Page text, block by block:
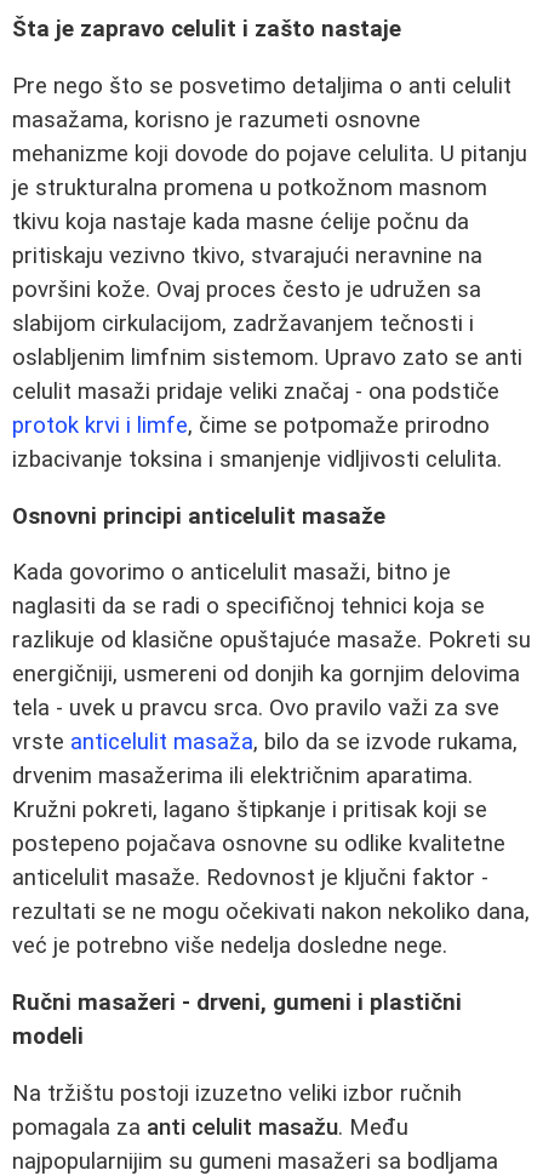
Šta je zapravo celulit i zašto nastaje
Pre nego što se posvetimo detaljima o anti celulit
masažama, korisno je razumeti osnovne
mehanizme koji dovode do pojave celulita. U pitanju
je strukturalna promena u potkožnom masnom
tkivu koja nastaje kada masne ćelije počnu da
pritiskaju vezivno tkivo, stvarajući neravnine na
površini kože. Ovaj proces često je udružen sa
slabijom cirkulacijom, zadržavanjem tečnosti i
oslabljenim limfnim sistemom. Upravo zato se anti
celulit masaži pridaje veliki značaj - ona podstiče
protok krvi i limfe, čime se potpomaže prirodno
izbacivanje toksina i smanjenje vidljivosti celulita.
Osnovni principi anticelulit masaže
Kada govorimo o anticelulit masaži, bitno je
naglasiti da se radi o specifičnoj tehnici koja se
razlikuje od klasične opuštajuće masaže. Pokreti su
energičniji, usmereni od donjih ka gornjim delovima
tela - uvek u pravcu srca. Ovo pravilo važi za sve
vrste anticelulit masaža, bilo da se izvode rukama,
drvenim masažerima ili električnim aparatima.
Kružni pokreti, lagano štipkanje i pritisak koji se
postepeno pojačava osnovne su odlike kvalitetne
anticelulit masaže. Redovnost je ključni faktor -
rezultati se ne mogu očekivati nakon nekoliko dana,
već je potrebno više nedelja dosledne nege.
Ručni masažeri - drveni, gumeni i plastični
modeli
Na tržištu postoji izuzetno veliki izbor ručnih
pomagala za anti celulit masažu. Među
najpopularnijim su gumeni masažeri sa bodljama